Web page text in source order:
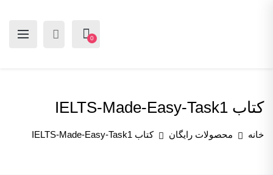
0
کتاب IELTS-Made-Easy-Task1
خانه محصولات رایگان کتاب IELTS-Made-Easy-Task1